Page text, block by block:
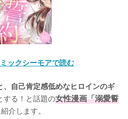
ックシーモアで読む
自己肯定感低めなヒロインのギ
する！と話題の女性漫画「溺愛誓
介します。